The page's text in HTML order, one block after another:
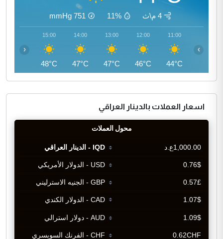
4 م\ث 11%
751
mmHg
11:00
44°C
12:00
46°C
13:00
47°C
14:00
47°C
15:00
48°C
‹ ›
اسعار العملات بالدينار العراقي